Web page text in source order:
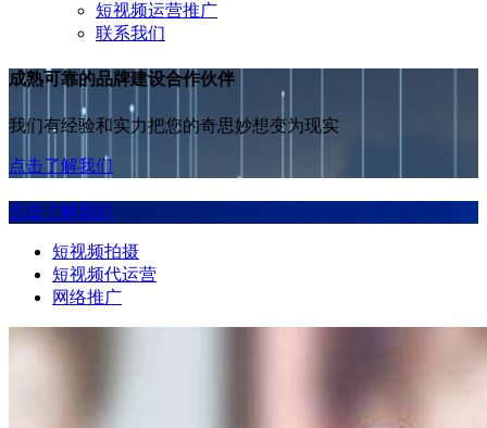
短视频运营推广
联系我们
成熟可靠的品牌建设合作伙伴
我们有经验和实力把您的奇思妙想变为现实
点击了解我们
点击了解我们
短视频拍摄
短视频代运营
网络推广